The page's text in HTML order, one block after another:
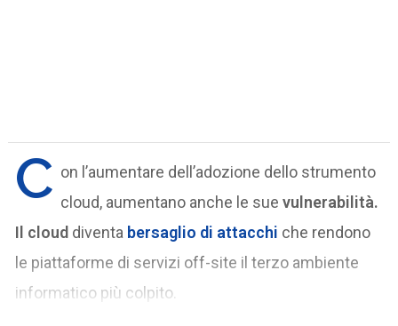
C on l’aumentare dell’adozione dello strumento
cloud, aumentano anche le suevulnerabilità.
Il cloud diventa bersaglio di attacchi che rendono
le piattaforme di servizi off-site il terzo ambiente
informatico più colpito.